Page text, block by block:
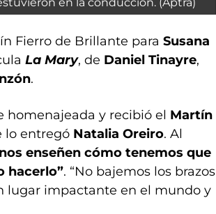
Fierro de Brillante para Susana
La Mary, de Daniel Tinayre,
.
homenajeada y recibió el Martín
lo entregó Natalia Oreiro. Al
enseñen cómo tenemos que
hacerlo”. “No bajemos los brazos
lugar impactante en el mundo y